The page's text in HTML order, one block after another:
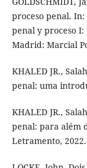
proceso penal. In:
penal y proceso
Madrid: Marcial
KHALED JR.,
penal: uma
KHALED JR.,
penal: para além
Letramento, 2022.